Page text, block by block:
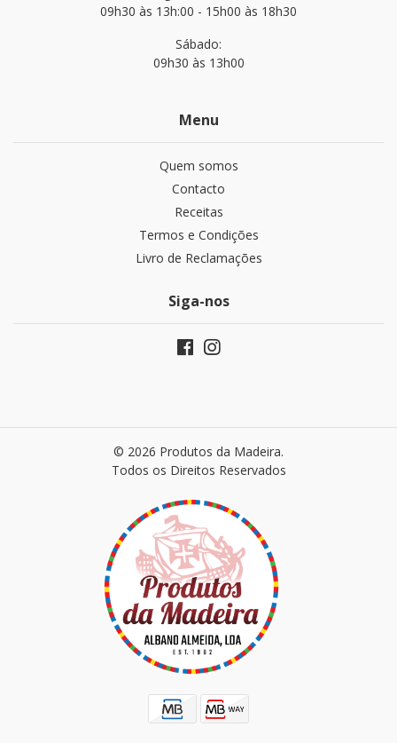
09h30 às 13h:00 - 15h00 às 18h30
Sábado:
09h30 às 13h00
Menu
Quem somos
Contacto
Receitas
Termos e Condições
Livro de Reclamações
Siga-nos
© 2026 Produtos da Madeira.
Todos os Direitos Reservados